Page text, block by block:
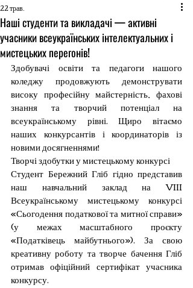
Наші студенти та викладачі — активні
учасники всеукраїнських інтелектуальних і
мистецьких перегонів!
22 трав.
Здобувачі освіти та педагоги нашого
коледжу продовжують демонструвати
високу професійну майстерність, фахові
знання та творчий потенціал на
всеукраїнському рівні. Щиро вітаємо
наших конкурсантів і координаторів із
новими досягненнями!
Творчі здобутки у мистецькому конкурсі
Студент Бережний Гліб гідно представив
наш навчальний заклад на VIII
Всеукраїнському мистецькому конкурсі
«Сьогодення податкової та митної справи»
(у межах масштабного проєкту
«Податківець майбутнього»). За свою
креативну роботу та творче бачення Гліб
отримав офіційний сертифікат учасника
конкурсу.